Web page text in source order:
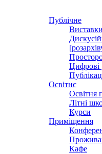
Публічне
Виставки
Цифрові
Освітнє
Освітня
Літні
Курси
Приміщення
Кафе